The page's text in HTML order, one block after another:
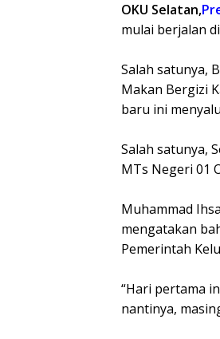
OKU Selatan,
mulai berjalan
Salah satunya,
Makan Bergizi
baru ini
Salah satunya,
MTs Negeri 01
Muhammad
mengatakan
Pemerintah
“Hari pertama
nantinya,